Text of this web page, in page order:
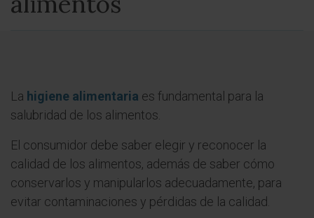
La higiene alimentaria es fundamental para la
salubridad de los alimentos.
El consumidor debe saber elegir y reconocer la
calidad de los alimentos, además de saber cómo
conservarlos y manipularlos adecuadamente, para
evitar contaminaciones y pérdidas de la calidad.